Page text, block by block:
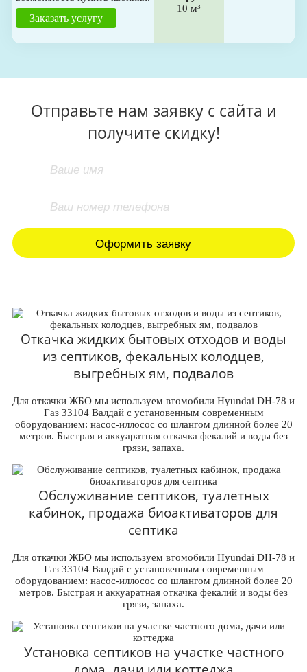
Заказать услугу
10 м³
Отправьте нам заявку с сайта и
получите скидку!
Откачка жидких бытовых отходов и воды
из септиков, фекальных колодцев,
выгребных ям, подвалов
Для откачки ЖБО мы используем втомобили Hyundai DH-78 и
Газ 33104 Валдай с установенным современным
оборудованием: насос-иллосос со шлангом длинной более 20
метров. Быстрая и аккуаратная откачка фекалий и воды без
грязи, запаха.
Обслуживание септиков, туалетных
кабинок, продажа биоактиваторов для
септика
Для откачки ЖБО мы используем втомобили Hyundai DH-78 и
Газ 33104 Валдай с установенным современным
оборудованием: насос-иллосос со шлангом длинной более 20
метров. Быстрая и аккуаратная откачка фекалий и воды без
грязи, запаха.
Установка септиков на участке частного